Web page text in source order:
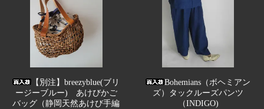
【別注】breezyblue(ブリ
ージーブルー) あけびかご
バッグ（静岡天然あけび手編
Bohemians（ボヘミアン
ズ）タックルーズパンツ
（INDIGO)